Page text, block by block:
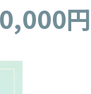
円